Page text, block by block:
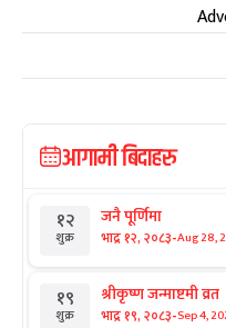
आगामी बिदाहरु
१२
शुक्र
जनै पूर्णिमा
भाद्र १२, २०८३-Aug 28,
१९
शुक्र
श्रीकृष्ण जन्माष्टमी व्रत
भाद्र १९, २०८३-Sep 4,